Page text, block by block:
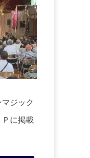
ジック
に掲載